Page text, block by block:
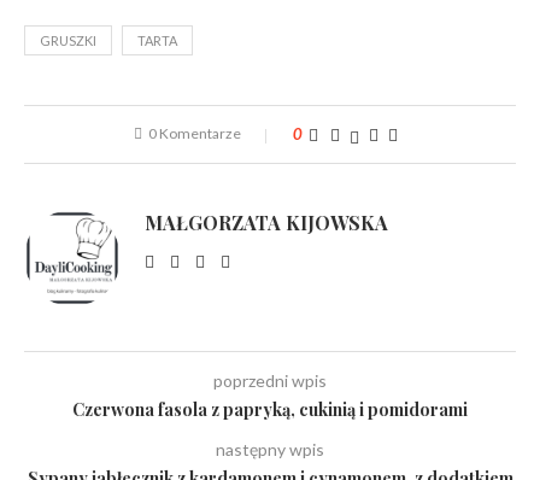
GRUSZKI TARTA
0 Komentarze 0
MAŁGORZATA KIJOWSKA
poprzedni wpis
Czerwona fasola z papryką, cukinią i pomidorami
następny wpis